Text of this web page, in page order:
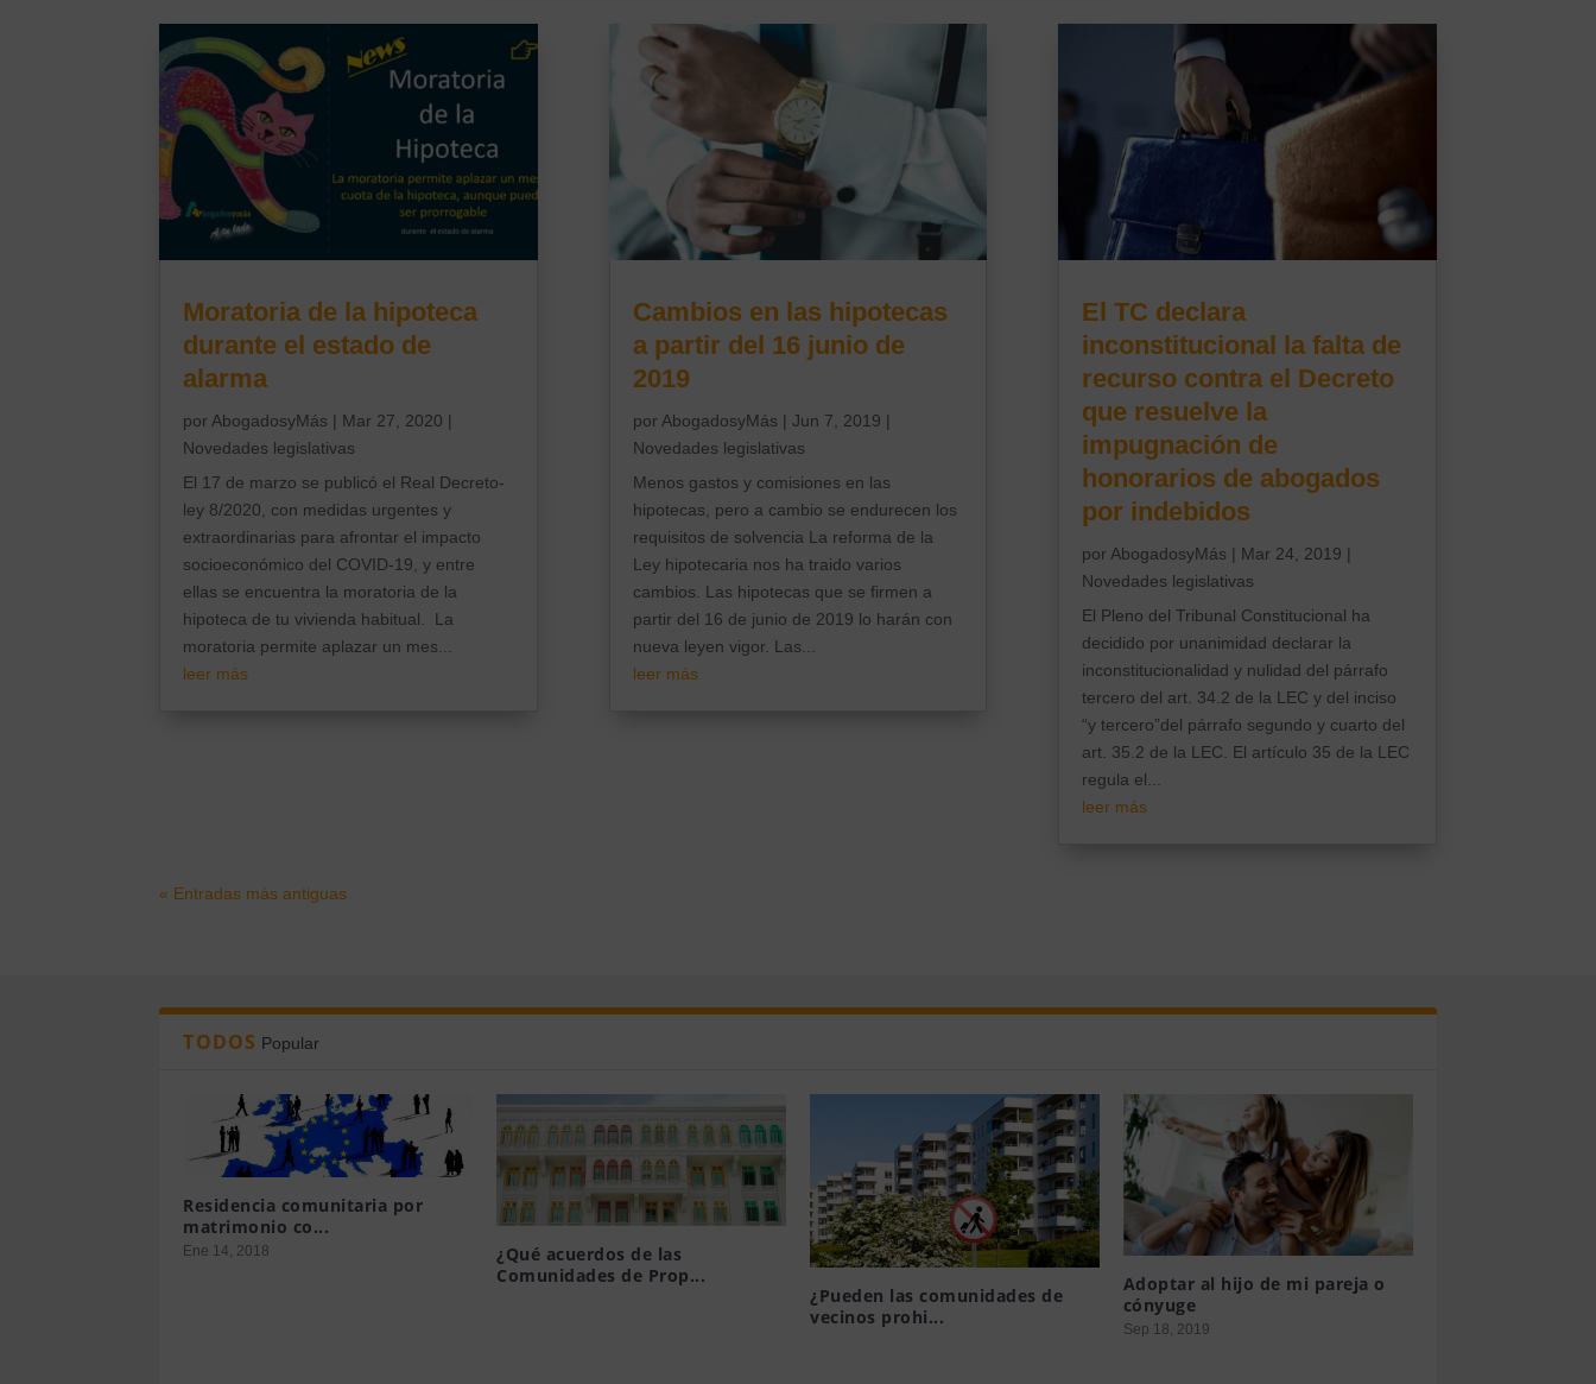
Moratoria de la hipoteca
durante el estado de
alarma
por AbogadosyMás | Mar 27, 2020 |
Novedades legislativas
El 17 de marzo se publicó el Real Decreto-
ley 8/2020, con medidas urgentes y
extraordinarias para afrontar el impacto
socioeconómico del COVID-19, y entre
ellas se encuentra la moratoria de la
hipoteca de tu vivienda habitual. La
moratoria permite aplazar un mes...
leer más
Cambios en las hipotecas
a partir del 16 junio de
2019
por AbogadosyMás | Jun 7, 2019 |
Novedades legislativas
Menos gastos y comisiones en las
hipotecas, pero a cambio se endurecen los
requisitos de solvencia La reforma de la
Ley hipotecaria nos ha traido varios
cambios. Las hipotecas que se firmen a
partir del 16 de junio de 2019 lo harán con
nueva leyen vigor. Las...
leer más
El TC declara
inconstitucional la falta de
recurso contra el Decreto
que resuelve la
impugnación de
honorarios de abogados
por indebidos
por AbogadosyMás | Mar 24, 2019 |
Novedades legislativas
El Pleno del Tribunal Constitucional ha
decidido por unanimidad declarar la
inconstitucionalidad y nulidad del párrafo
tercero del art. 34.2 de la LEC y del inciso
“y tercero”del párrafo segundo y cuarto del
art. 35.2 de la LEC. El artículo 35 de la LEC
regula el...
leer más
« Entradas más antiguas
TODOS Popular
Residencia comunitaria por
matrimonio co...
Ene 14, 2018
¿Qué acuerdos de las
Comunidades de Prop...
¿Pueden las comunidades de
vecinos prohi...
Adoptar al hijo de mi pareja o
cónyuge
Sep 18, 2019